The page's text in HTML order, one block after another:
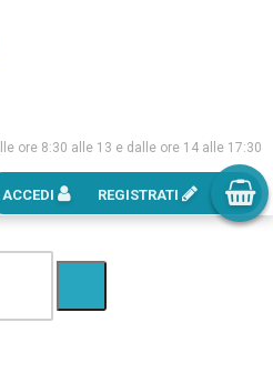
ore 8:30 alle 13 e dalle ore 14 alle 17:30
ACCEDI REGISTRATI